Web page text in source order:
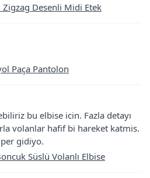
Desenli Midi Etek
Paça Pantolon
bu elbise icin. Fazla detayı
volanlar hafif bi hareket katmis.
gidiyo.
Süslü Volanlı Elbise